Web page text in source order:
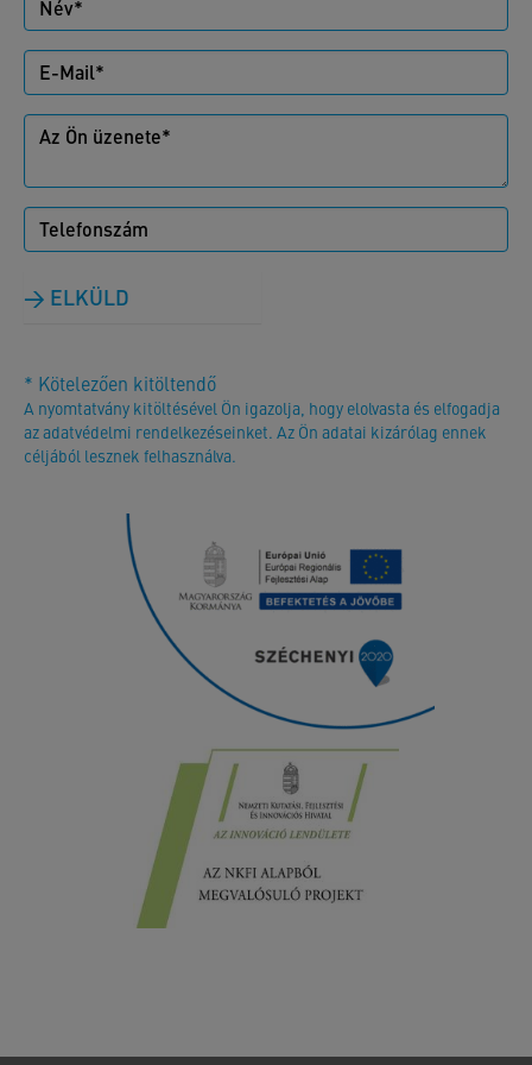
ELKÜLD
* Kötelezően kitöltendő
A nyomtatvány kitöltésével Ön igazolja, hogy elolvasta és elfogadja
az adatvédelmi rendelkezéseinket. Az Ön adatai kizárólag ennek
céljából lesznek felhasználva.